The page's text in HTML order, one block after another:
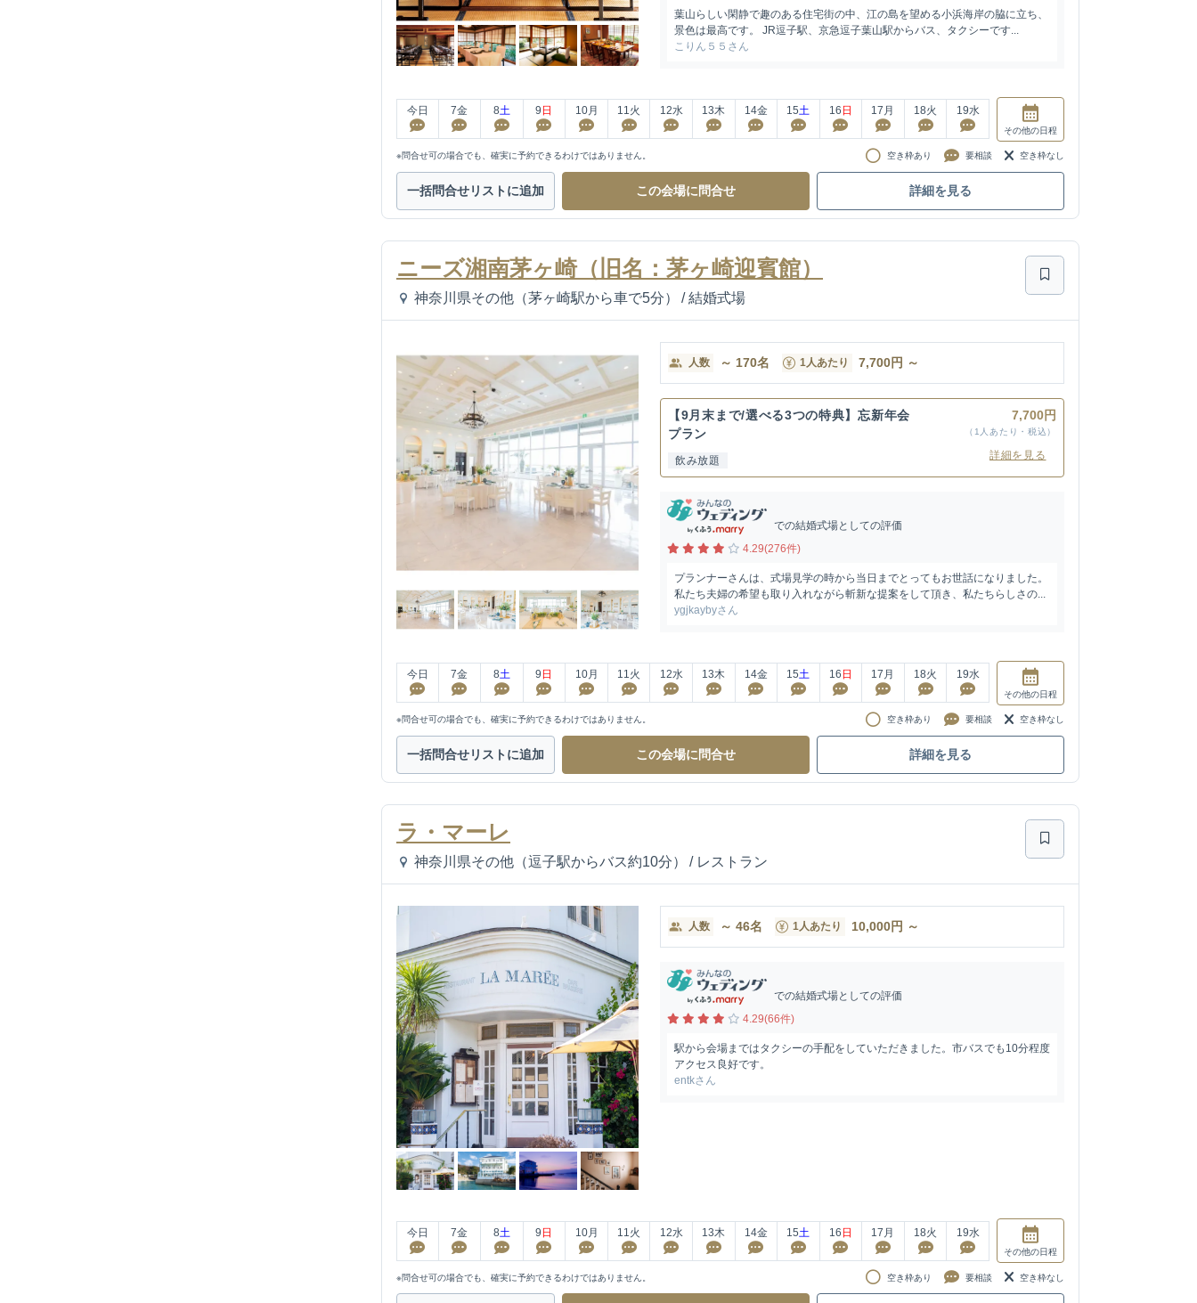
葉山らしい閑静で趣のある住宅街の中、江の島を望める小浜海岸の脇に立ち、
景色は最高です。 JR逗子駅、京急逗子葉山駅からバス、タクシーです...
こりん５５さん
今日 7金 8土 9 日 10月 11火 12水 13木 14金 15土 16 日 17 月 18火 19水
その他の日程
※問合せ可の場合でも、確実に予約できるわけではありません。 空き枠あり 要相談 空き枠なし
一括問合せリストに追加 この会場に問合せ 詳細を見る
ニーズ湘南茅ヶ崎（旧名：茅ヶ崎迎賓館）
神奈川県その他（茅ヶ崎駅から車で5分） / 結婚式場
人数 ～ 170名 1人あたり 7,700円 ～
【9月末まで/選べる3つの特典】忘新年会
プラン
飲み放題
7,700円
（1人あたり・税込）
詳細を見る
での結婚式場としての評価
4.29(276件)
プランナーさんは、式場見学の時から当日までとってもお世話になりました。
私たち夫婦の希望も取り入れながら斬新な提案をして頂き、私たちらしさの...
ygjkaybyさん
今日 7金 8土 9 日 10月 11火 12水 13木 14金 15土 16 日 17 月 18火 19水
その他の日程
※問合せ可の場合でも、確実に予約できるわけではありません。 空き枠あり 要相談 空き枠なし
一括問合せリストに追加 この会場に問合せ 詳細を見る
ラ・マーレ
神奈川県その他（逗子駅からバス約10分） / レストラン
人数 ～ 46名 1人あたり 10,000円 ～
での結婚式場としての評価
4.29(66件)
駅から会場まではタクシーの手配をしていただきました。市バスでも10分程度
アクセス良好です。
entkさん
今日 7金 8土 9 日 10月 11 火 12水 13木 14金 15土 16 日 17 月 18火 19水
その他の日程
※問合せ可の場合でも、確実に予約できるわけではありません。 空き枠あり 要相談 空き枠なし